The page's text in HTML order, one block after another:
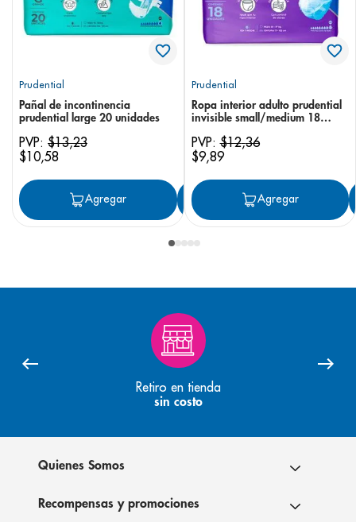
Prudential
Pañal de incontinencia
prudential large 20 unidades
PVP: $13,23
$10,58
Agregar Agregar
Prudential
Ropa interior adulto prudential
invisible small/medium 18
PVP:$12,36
$9,89
Agregar
Retiro en tienda
sin costo
Quienes Somos
Recompensas y promociones